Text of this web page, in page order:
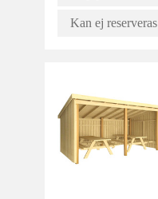
Kan ej reserveras